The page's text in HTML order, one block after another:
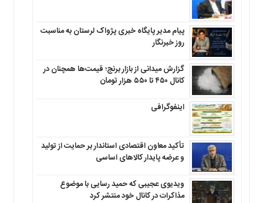
پیام مدیر پایگاه خبری پژواک لرستان به مناسبت
روز خبرنگار
گزارش میدانی از بازار برنج؛ قیمت‌ها همچنان در
کانال ۴۵۰ تا ۵۵۰ هزار تومان
اینفوگرافی
تأکید معاون اقتصادی استاندار بر حمایت از تولید
و عرضه پایدار کالاهای اساسی
ویدیوی عجیبی که حمید رسایی با موضوع
مذاکرات در کانال خود منتشر کرد